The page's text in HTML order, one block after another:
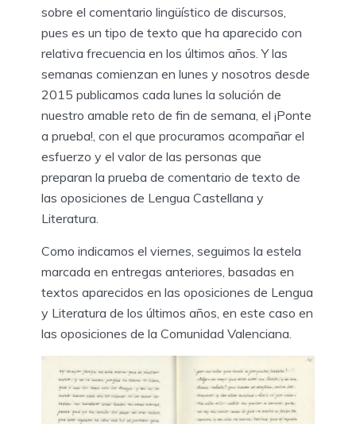
sobre el comentario lingüístico de discursos,
pues es un tipo de texto que ha aparecido con
relativa frecuencia en los últimos años. Y las
semanas comienzan en lunes y nosotros desde
2015 publicamos cada lunes la solución de
nuestro amable reto de fin de semana, el ¡Ponte
a prueba!, con el que procuramos acompañar el
esfuerzo y el valor de las personas que
preparan la prueba de comentario de texto de
las oposiciones de Lengua Castellana y
Literatura.
Como indicamos el viernes, seguimos la estela
marcada en entregas anteriores, basadas en
textos aparecidos en las oposiciones de Lengua
y Literatura de los últimos años, en este caso en
las oposiciones de la Comunidad Valenciana.